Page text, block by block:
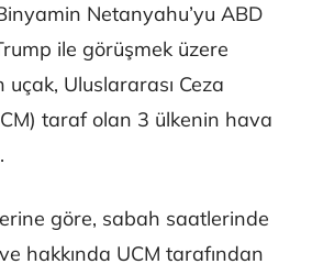
Netanyahu’yu ABD
ile görüşmek üzere
uçak, Uluslararası Ceza
taraf olan 3 ülkenin hava
göre, sabah saatlerinde
hakkında UCM tarafından